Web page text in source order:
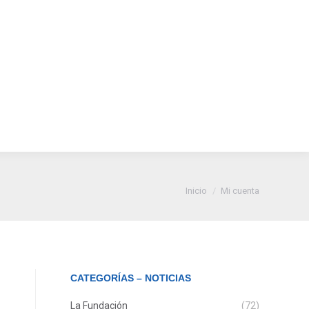
Inicio Mi cuenta
CATEGORÍAS – NOTICIAS
La Fundación
(72)